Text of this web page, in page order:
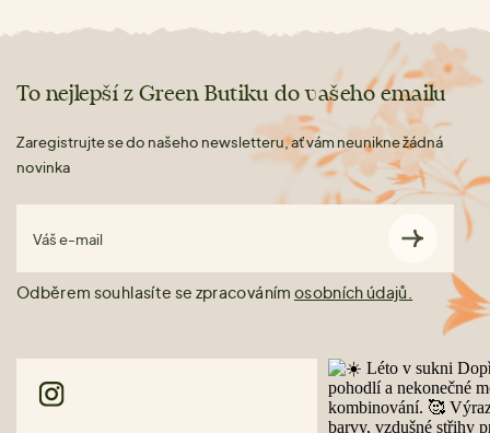
To nejlepší z Green Butiku do vašeho emailu
Zaregistrujte se do našeho newsletteru, ať vám neunikne žádná
novinka
Váš e-mail
Odběrem souhlasíte se zpracováním osobních údajů.